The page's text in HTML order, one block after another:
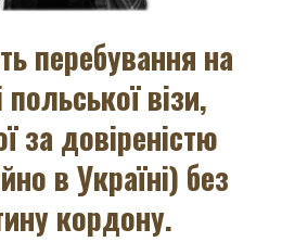
перебування на
польської візи,
за довіреністю
в Україні) без
кордону.